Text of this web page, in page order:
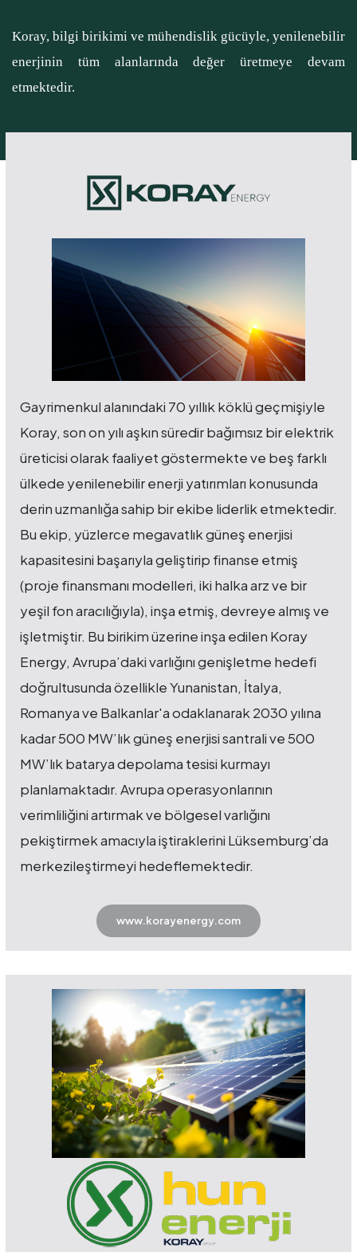
Koray, bilgi birikimi ve mühendislik gücüyle, yenilenebilir
enerjinin tüm alanlarında değer üretmeye devam
etmektedir.
Gayrimenkul alanındaki 70 yıllık köklü geçmişiyle
Koray, son on yılı aşkın süredir bağımsız bir elektrik
üreticisi olarak faaliyet göstermekte ve beş farklı
ülkede yenilenebilir enerji yatırımları konusunda
derin uzmanlığa sahip bir ekibe liderlik etmektedir.
Bu ekip, yüzlerce megavatlık güneş enerjisi
kapasitesini başarıyla geliştirip finanse etmiş
(proje finansmanı modelleri, iki halka arz ve bir
yeşil fon aracılığıyla), inşa etmiş, devreye almış ve
işletmiştir. Bu birikim üzerine inşa edilen Koray
Energy, Avrupa’daki varlığını genişletme hedefi
doğrultusunda özellikle Yunanistan, İtalya,
Romanya ve Balkanlar'a odaklanarak 2030 yılına
kadar 500 MW’lık güneş enerjisi santrali ve 500
MW’lık batarya depolama tesisi kurmayı
planlamaktadır. Avrupa operasyonlarının
verimliliğini artırmak ve bölgesel varlığını
pekiştirmek amacıyla iştiraklerini Lüksemburg’da
merkezileştirmeyi hedeflemektedir.
www.korayenergy.com